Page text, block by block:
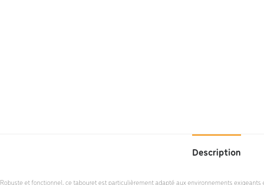
Description
Robuste et fonctionnel, ce tabouret est particulièrement adapté aux environnements